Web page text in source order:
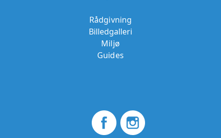
Rådgivning
Billedgalleri
Miljø
Guides